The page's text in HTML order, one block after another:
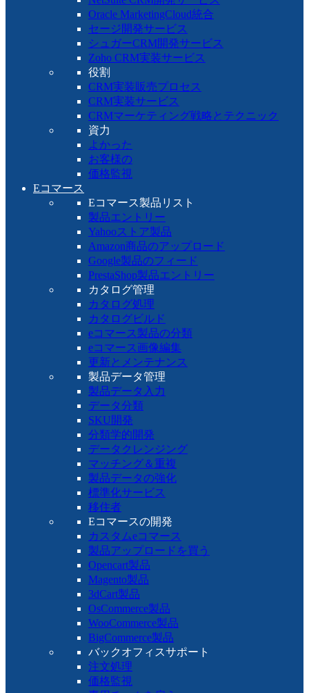
Oracle MarketingCloud統合
セージ開発サービス
シュガーCRM開発サービス
Zoho CRM実装サービス
役割
CRM実装販売プロセス
CRM実装サービス
CRMマーケティング戦略とテクニック
資力
よかった
お客様の
価格監視
Eコマース
Eコマース製品リスト
製品エントリー
Yahooストア製品
Amazon商品のアップロード
Google製品のフィード
PrestaShop製品エントリー
カタログ管理
カタログ処理
カタログビルド
eコマース製品の分類
eコマース画像編集
更新とメンテナンス
製品データ管理
製品データ入力
データ分類
SKU開発
分類学的開発
データクレンジング
マッチング＆重複
製品データの強化
標準化サービス
移住者
Eコマースの開発
カスタムeコマース
製品アップロードを買う
Opencart製品
Magento製品
3dCart製品
OsCommerce製品
WooCommerce製品
BigCommerce製品
バックオフィスサポート
注文処理
価格監視